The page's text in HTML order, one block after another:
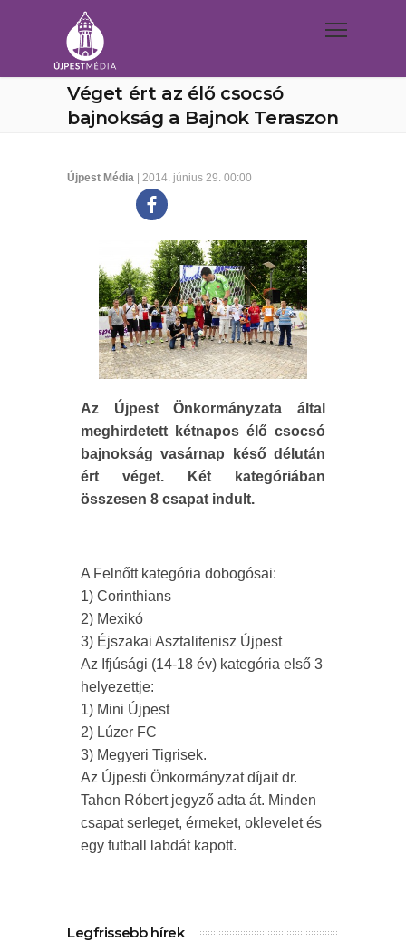
Véget ért az élő csocsó
bajnokság a Bajnok Teraszon
Újpest Média | 2014. június 29. 00:00
Az Újpest Önkormányzata által
meghirdetett kétnapos élő csocsó
bajnokság vasárnap késő délután
ért véget. Két kategóriában
összesen 8 csapat indult.
A Felnőtt kategória dobogósai:
1) Corinthians
2) Mexikó
3) Éjszakai Asztalitenisz Újpest
Az Ifjúsági (14-18 év) kategória első 3
helyezettje:
1) Mini Újpest
2) Lúzer FC
3) Megyeri Tigrisek.
Az Újpesti Önkormányzat díjait dr.
Tahon Róbert jegyző adta át. Minden
csapat serleget, érmeket, oklevelet és
egy futball labdát kapott.
Legfrissebb hírek